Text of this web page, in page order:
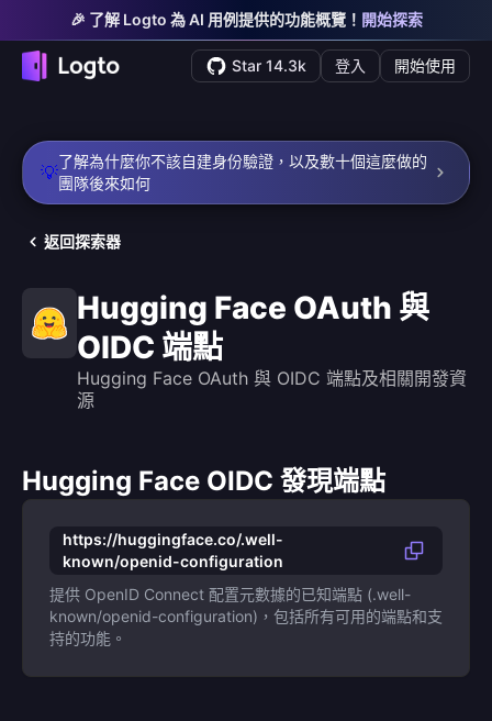
🎉 了解 Logto 為 AI 用例提供的功能概覽！ 開始探索
Star 14.3k 登入 開始使用
💡
了解為什麼你不該自建身份驗證，以及數十個這麼做的
團隊後來如何
返回探索器
Hugging Face OAuth 與
OIDC 端點
Hugging Face OAuth 與 OIDC 端點及相關開發資
源
Hugging Face OIDC 發現端點
https://huggingface.co/.well-
known/openid-configuration
提供 OpenID Connect 配置元數據的已知端點 (.well-
known/openid-configuration)，包括所有可用的端點和支
持的功能。